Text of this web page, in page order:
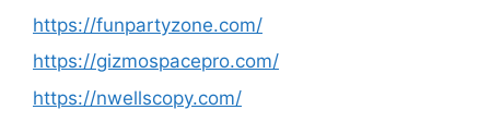
https://funpartyzone.com/
https://gizmospacepro.com/
https://nwellscopy.com/